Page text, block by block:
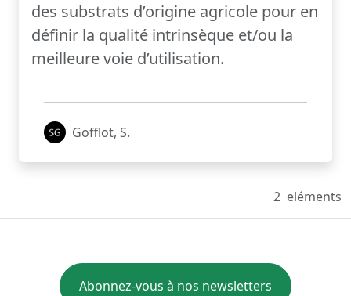
des substrats d’origine agricole pour en
définir la qualité intrinsèque et/ou la
meilleure voie d’utilisation.
Gofflot, S.
2 eléments
Abonnez-vous à nos newsletters